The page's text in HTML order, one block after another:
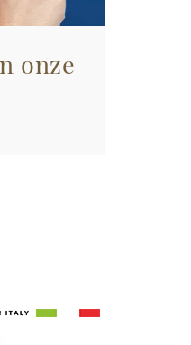
onze